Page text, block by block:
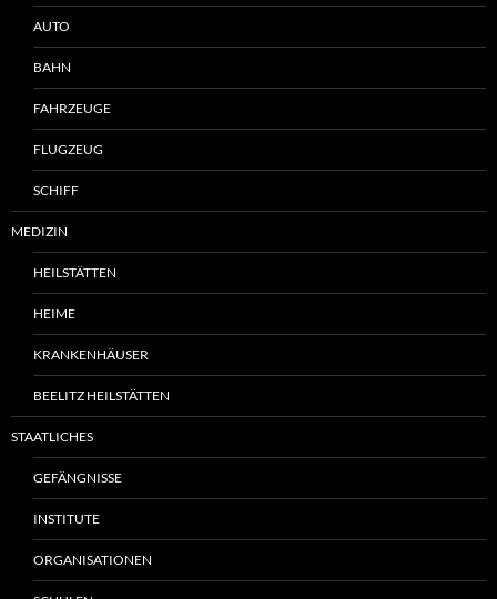
AUTO
BAHN
FAHRZEUGE
FLUGZEUG
SCHIFF
MEDIZIN
HEILSTÄTTEN
HEIME
KRANKENHÄUSER
BEELITZ HEILSTÄTTEN
STAATLICHES
GEFÄNGNISSE
INSTITUTE
ORGANISATIONEN